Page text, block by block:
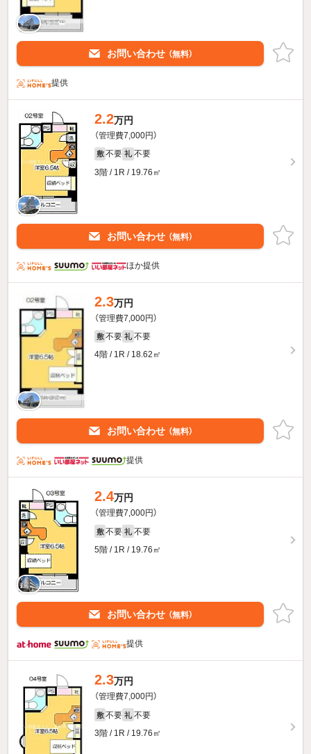
お問い合わせ （無料）
提供
2.2万円
（管理費7,000円）
敷 不要 礼 不要
3階 / 1R / 19.76㎡
お問い合わせ （無料）
ほか提供
2.3万円
（管理費7,000円）
敷 不要 礼 不要
4階 / 1R / 18.62㎡
お問い合わせ （無料）
提供
2.4万円
（管理費7,000円）
敷 不要 礼 不要
5階 / 1R / 19.76㎡
お問い合わせ （無料）
提供
2.3万円
（管理費7,000円）
敷 不要 礼 不要
3階 / 1R / 19.76㎡